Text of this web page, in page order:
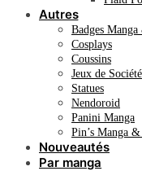
Autres
Badges
Cosplays
Coussins
Jeux de Société
Statues
Nendoroid
Panini Manga
Pin’s Manga
Nouveautés
Par manga